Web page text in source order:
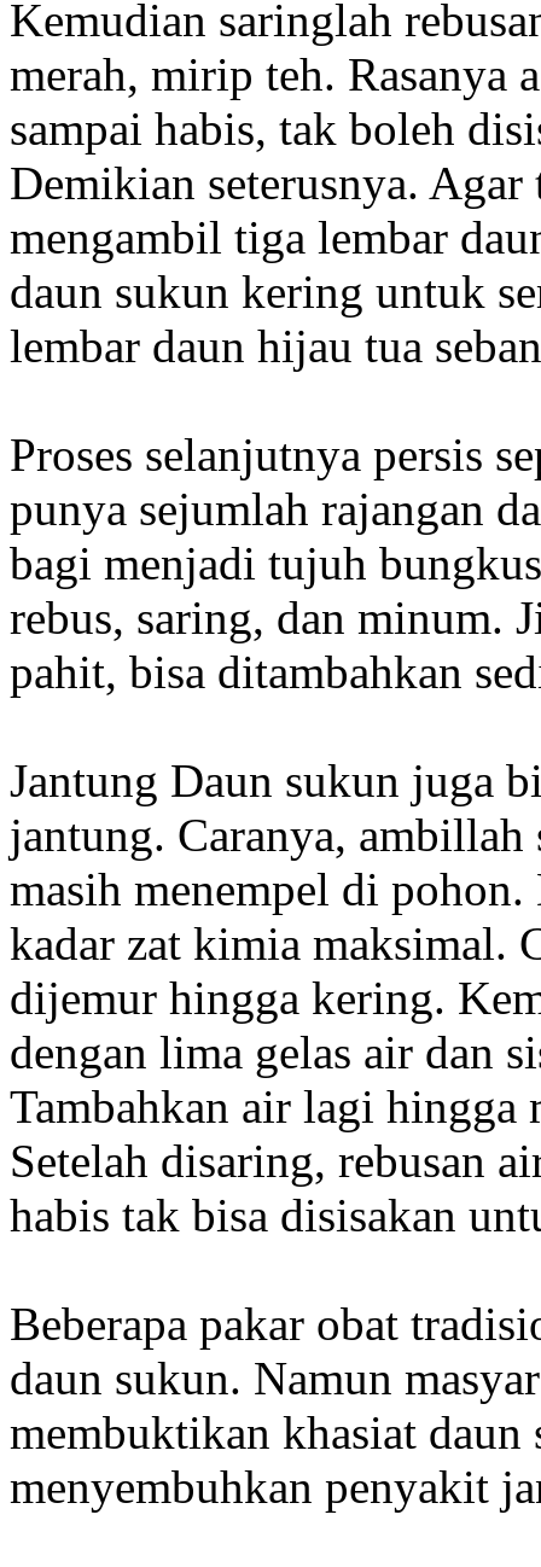
Kemudian saringlah
merah, mirip teh. Rasanya
sampai habis, tak boleh
Demikian seterusnya.
mengambil tiga lembar
daun sukun kering untuk
lembar daun hijau tua
Proses selanjutnya persis
punya sejumlah rajangan
bagi menjadi tujuh
rebus, saring, dan minum.
pahit, bisa ditambahkan
Jantung Daun sukun juga
jantung. Caranya, ambillah
masih menempel di
kadar zat kimia maksimal.
dijemur hingga kering.
dengan lima gelas air dan
Tambahkan air lagi hingga
Setelah disaring, rebusan
habis tak bisa disisakan
Beberapa pakar obat
daun sukun. Namun
membuktikan khasiat daun
menyembuhkan penyakit